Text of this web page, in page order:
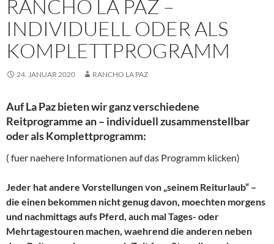
RANCHO LA PAZ –
INDIVIDUELL ODER ALS
KOMPLETTPROGRAMM
24. JANUAR 2020 RANCHO LA PAZ
Auf La Paz bieten wir ganz verschiedene
Reitprogramme an – individuell zusammenstellbar
oder als Komplettprogramm:
( fuer naehere Informationen auf das Programm klicken)
Jeder hat andere Vorstellungen von „seinem Reiturlaub“ –
die einen bekommen nicht genug davon, moechten morgens
und nachmittags aufs Pferd, auch mal Tages- oder
Mehrtagestouren machen, waehrend die anderen neben